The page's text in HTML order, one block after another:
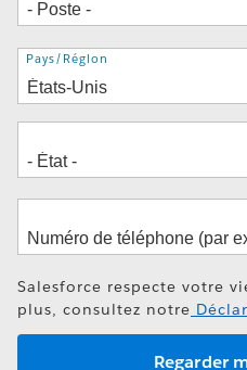
Adresse
Pays/Région
Salesforce respecte votre
plus, consultez notre